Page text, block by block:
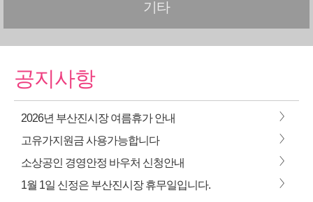
기타
공지사항
2026년 부산진시장 여름휴가 안내 >
고유가지원금 사용가능합니다 >
소상공인 경영안정 바우처 신청안내 >
1월 1일 신정은 부산진시장 휴무일입니다. >